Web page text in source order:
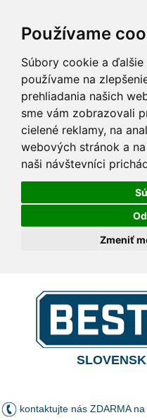
Používame
Súbory cookie a
používame na
prehliadania našich
sme vám zobrazovali
cielené reklamy, na
webových stránok a
naši návštevníci
Zmeniť
kontaktujte nás ZDARMA na